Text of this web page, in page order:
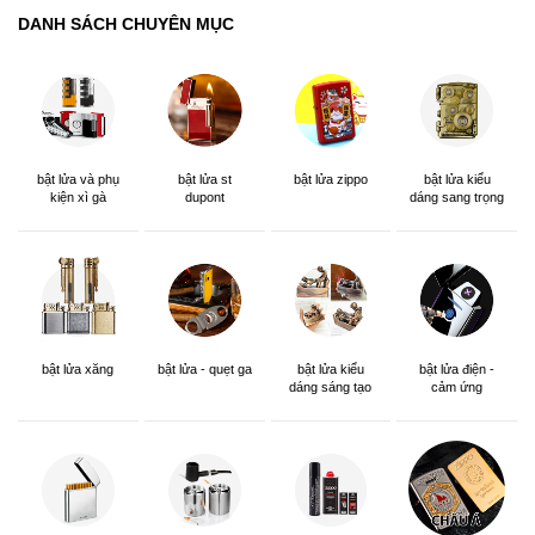
DANH SÁCH CHUYÊN MỤC
bật lửa và phụ
kiện xì gà
bật lửa st
dupont
bật lửa zippo
bật lửa kiểu
dáng sang trọng
bật lửa xăng bật lửa - quẹt ga
bật lửa kiểu
dáng sáng tạo
bật lửa điện -
cảm ứng